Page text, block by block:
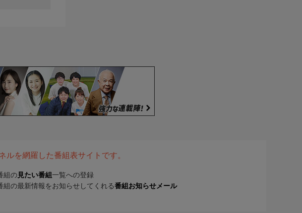
ルを網羅した番組表サイトです。
組の 見たい番組 一覧への登録
組の最新情報をお知らせしてくれる番組お知らせメール